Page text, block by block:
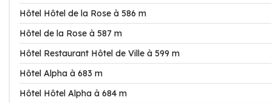
Hôtel Hôtel de la Rose à 586 m
Hôtel de la Rose à 587 m
Hôtel Restaurant Hôtel de Ville à 599 m
Hôtel Alpha à 683 m
Hôtel Hôtel Alpha à 684 m